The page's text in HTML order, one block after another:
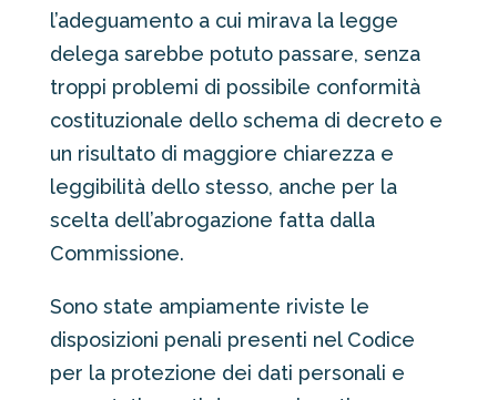
l’adeguamento a cui mirava la legge
delega sarebbe potuto passare, senza
troppi problemi di possibile conformità
costituzionale dello schema di decreto e
un risultato di maggiore chiarezza e
leggibilità dello stesso, anche per la
scelta dell’abrogazione fatta dalla
Commissione.
Sono state ampiamente riviste le
disposizioni penali presenti nel Codice
per la protezione dei dati personali e